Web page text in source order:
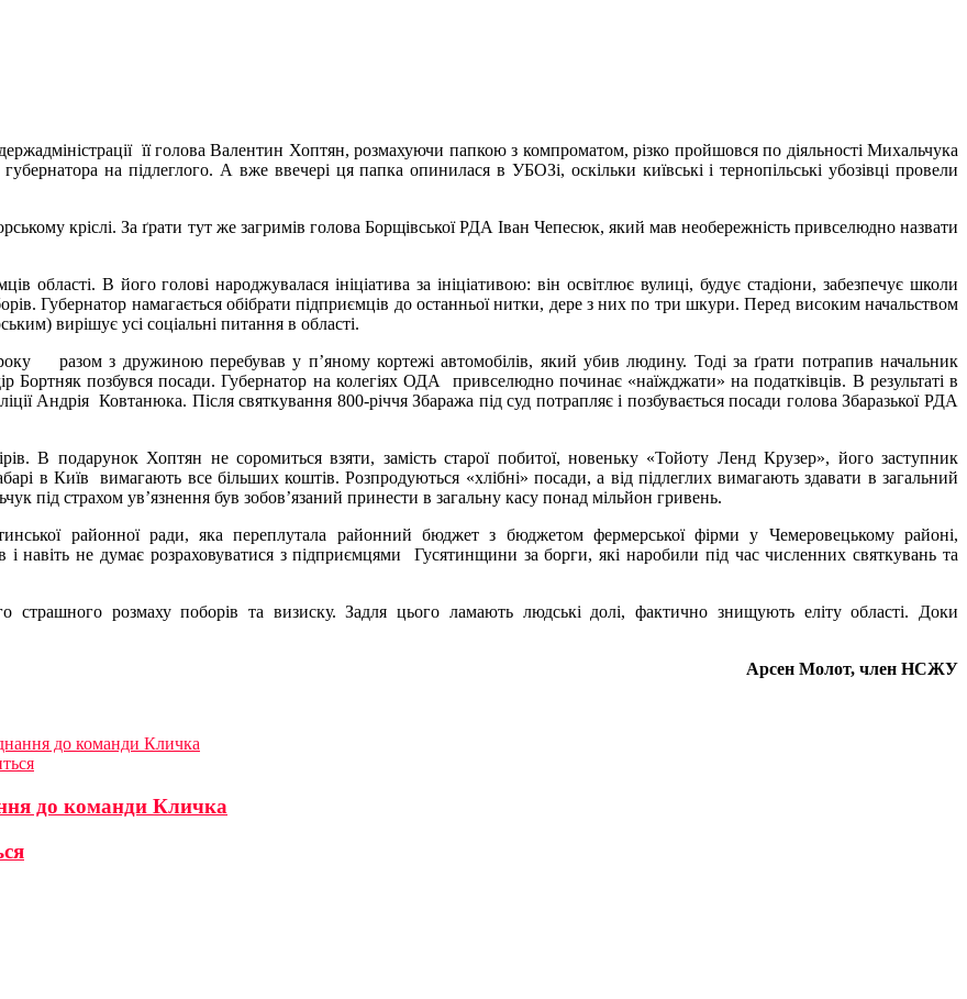
її голова Валентин Хоптян, розмахуючи папкою з компроматом, різко пройшовся по діяльності Михальчука
на підлеглого. А вже ввечері ця папка опинилася в УБОЗі, оскільки київські і тернопільські убозівці провели
кріслі. За ґрати тут же загримів голова Борщівської РДА Іван Чепесюк, який мав необережність привселюдно назвати
області. В його голові народжувалася ініціатива за ініціативою: він освітлює вулиці, будує стадіони, забезпечує школи
Губернатор намагається обібрати підприємців до останньої нитки, дере з них по три шкури. Перед високим начальством
вирішує усі соціальні питання в області.
разом з дружиною перебував у п’яному кортежі автомобілів, який убив людину. Тоді за ґрати потрапив начальник
Бортняк позбувся посади. Губернатор на колегіях ОДА привселюдно починає «наїжджати» на податківців. В результаті в
Андрія Ковтанюка. Після святкування 800-річчя Збаража під суд потрапляє і позбувається посади голова Збаразької РДА
В подарунок Хоптян не соромиться взяти, замість старої побитої, новеньку «Тойоту Ленд Крузер», його заступник
в Київ вимагають все більших коштів. Розпродуються «хлібні» посади, а від підлеглих вимагають здавати в загальний
під страхом ув’язнення був зобов’язаний принести в загальну касу понад мільйон гривень.
районної ради, яка переплутала районний бюджет з бюджетом фермерської фірми у Чемеровецькому районі,
навіть не думає розраховуватися з підприємцями Гусятинщини за борги, які наробили під час численних святкувань та
страшного розмаху поборів та визиску. Задля цього ламають людські долі, фактично знищують еліту області. Доки
Арсен Молот, член НСЖУ
до команди Кличка
до команди Кличка